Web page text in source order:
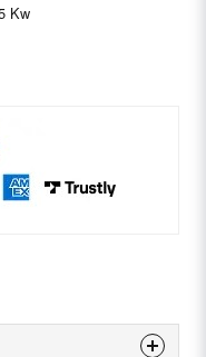
Kw